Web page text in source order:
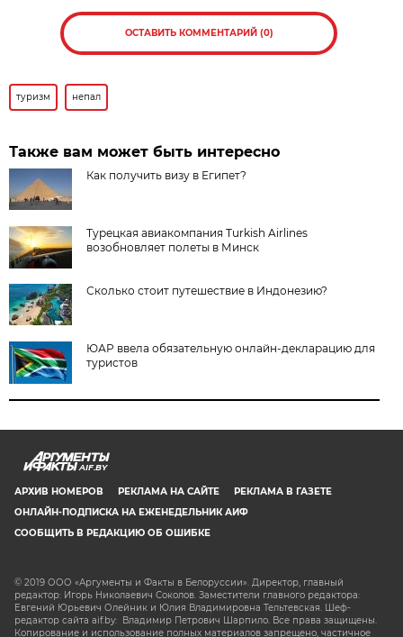
ОСТАВИТЬ КОММЕНТАРИЙ (0)
туризм непал
Также вам может быть интересно
Как получить визу в Египет?
Турецкая авиакомпания Turkish Airlines
возобновляет полеты в Минск
Сколько стоит путешествие в Индонезию?
ЮАР ввела обязательную онлайн-декларацию для
туристов
AIF.BY
АРХИВ НОМЕРОВ РЕКЛАМА НА САЙТЕ
РЕКЛАМА В ГАЗЕТЕ
ОНЛАЙН-ПОДПИСКА НА ЕЖЕНЕДЕЛЬНИК АИФ
СООБЩИТЬ В РЕДАКЦИЮ ОБ ОШИБКЕ
© 2019 ООО «Аргументы и Факты в Белоруссии». Директор, главный
редактор: Игорь Николаевич Соколов. Заместители главного редактора:
Евгений Юрьевич Олейник и Юлия Владимировна Тельтевская. Шеф-
редактор сайта aif.by: Владимир Петрович Шарпило. Все права защищены.
Копирование и использование полных материалов запрещено, частичное